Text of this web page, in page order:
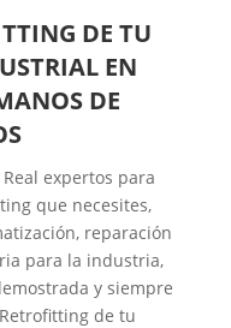
DE TU
EN
DE
expertos para
que necesites,
reparación
para la industria,
y siempre
de tu